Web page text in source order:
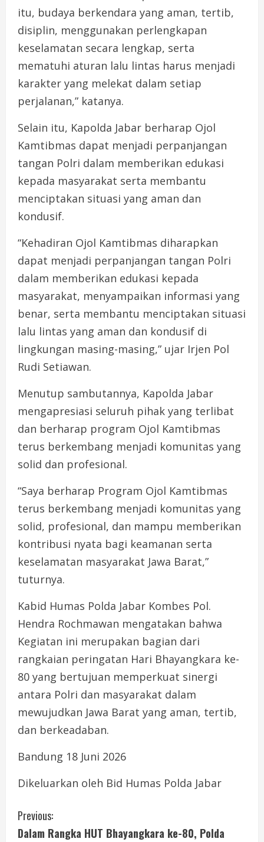
itu, budaya berkendara yang aman, tertib,
disiplin, menggunakan perlengkapan
keselamatan secara lengkap, serta
mematuhi aturan lalu lintas harus menjadi
karakter yang melekat dalam setiap
perjalanan,” katanya.
Selain itu, Kapolda Jabar berharap Ojol
Kamtibmas dapat menjadi perpanjangan
tangan Polri dalam memberikan edukasi
kepada masyarakat serta membantu
menciptakan situasi yang aman dan
kondusif.
“Kehadiran Ojol Kamtibmas diharapkan
dapat menjadi perpanjangan tangan Polri
dalam memberikan edukasi kepada
masyarakat, menyampaikan informasi yang
benar, serta membantu menciptakan situasi
lalu lintas yang aman dan kondusif di
lingkungan masing-masing,” ujar Irjen Pol
Rudi Setiawan.
Menutup sambutannya, Kapolda Jabar
mengapresiasi seluruh pihak yang terlibat
dan berharap program Ojol Kamtibmas
terus berkembang menjadi komunitas yang
solid dan profesional.
“Saya berharap Program Ojol Kamtibmas
terus berkembang menjadi komunitas yang
solid, profesional, dan mampu memberikan
kontribusi nyata bagi keamanan serta
keselamatan masyarakat Jawa Barat,”
tuturnya.
Kabid Humas Polda Jabar Kombes Pol.
Hendra Rochmawan mengatakan bahwa
Kegiatan ini merupakan bagian dari
rangkaian peringatan Hari Bhayangkara ke-
80 yang bertujuan memperkuat sinergi
antara Polri dan masyarakat dalam
mewujudkan Jawa Barat yang aman, tertib,
dan berkeadaban.
Bandung 18 Juni 2026
Dikeluarkan oleh Bid Humas Polda Jabar
C
Previous:
Dalam Rangka HUT Bhayangkara ke-80, Polda